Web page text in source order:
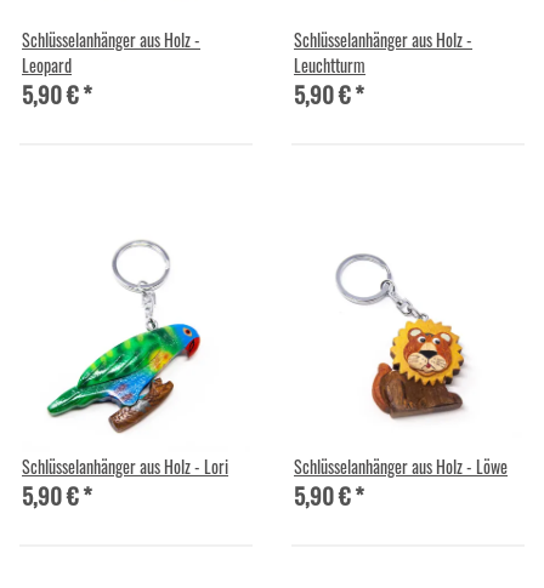
Schlüsselanhänger aus Holz -
Leopard
5,90 €*
Schlüsselanhänger aus Holz -
Leuchtturm
5,90 €*
Schlüsselanhänger aus Holz - Lori
5,90 €*
Schlüsselanhänger aus Holz - Löwe
5,90 €*